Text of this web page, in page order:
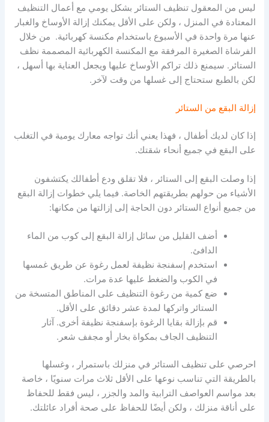
ليس من المعقول تنظيف الستائر بشكل يومي مع أعمال التنظيف
المعتادة في المنزل ، ولكن على الأقل يمكنك إزالة الأوساخ والغبار
عنها مرة واحدة في الأسبوع باستخدام مكنسة كهربائية. من خلال
الفرشاة الصغيرة المرفقة مع المكنسة الكهربائية المصممة نظف
الستائر. سيمنع ذلك تراكم الأوساخ عليها ويجعل العناية بها أسهل ،
لكن بالطبع ستحتاج إلى غسلها من وقت لآخر.
إزالة البقع من الستائر
إذا كان لديك أطفال ، فهذا يعني أنك تواجه معارك يومية في التغلب
على البقع في جميع أنحاء شقتك.
إذا وصلت البقع إلى الستائر ، فلا تقلق ودع أطفالك يكتشفون
الأشياء من حولهم بطريقتهم الخاصة. فيما يلي خطوات إزالة البقع
من جميع أنواع الستائر دون الحاجة إلى إزالتها من مكانها:
أضف القليل من سائل إزالة البقع إلى كوب من الماء
الدافئ.
استخدم إسفنجة نظيفة لعمل رغوة عن طريق غمسها
في الكوب والضغط عليها عدة مرات.
ضع كمية من رغوة التنظيف على المناطق المتسخة من
الستائر واتركها لمدة عشر دقائق على الأقل.
قم بإزالة بقايا الرغوة بإسفنجة نظيفة أخرى. آثار
التنظيف الجاف بمكواة بخار أو مجفف شعر.
احرصي على تنظيف الستائر في منزلك باستمرار ، وغسلها
بالطريقة التي تناسب نوعها على الأقل ثلاث مرات سنويًا ، خاصة
بعد مواسم العواصف الترابية والمد والجزر ، ليس فقط للحفاظ
على أناقة منزلك ، ولكن أيضًا للحفاظ على صحة أفراد عائلتك.